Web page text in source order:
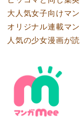
大人気女子向けマ
オリジナル連載マ
人気の少女漫画が